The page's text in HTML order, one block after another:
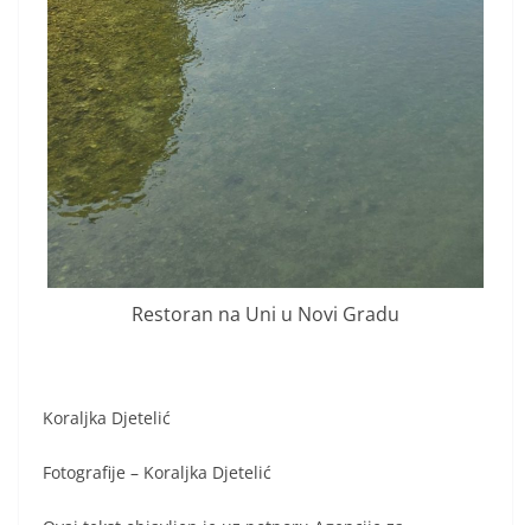
Restoran na Uni u Novi Gradu
Koraljka Djetelić
Fotografije – Koraljka Djetelić